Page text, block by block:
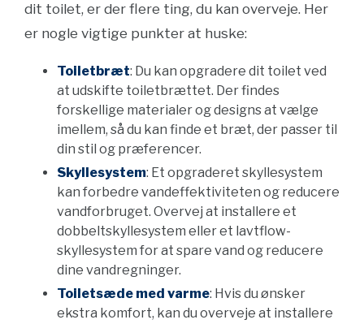
dit toilet, er der flere ting, du kan overveje. Her
er nogle vigtige punkter at huske:
Toiletbræt: Du kan opgradere dit toilet ved
at udskifte toiletbrættet. Der findes
forskellige materialer og designs at vælge
imellem, så du kan finde et bræt, der passer til
din stil og præferencer.
Skyllesystem: Et opgraderet skyllesystem
kan forbedre vandeffektiviteten og reducere
vandforbruget. Overvej at installere et
dobbeltskyllesystem eller et lavtflow-
skyllesystem for at spare vand og reducere
dine vandregninger.
Toiletsæde med varme: Hvis du ønsker
ekstra komfort, kan du overveje at installere